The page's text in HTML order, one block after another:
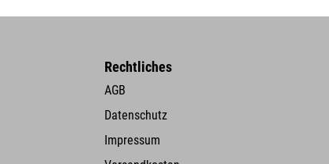
Rechtliches
AGB
Datenschutz
Impressum